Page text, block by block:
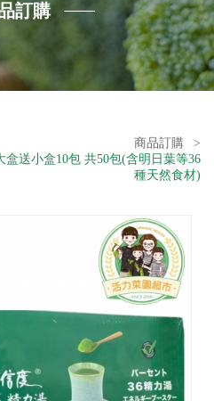
訂購
商品訂購
>
盒送小盒10包 共50包(含明日葉等36
種天然食材)